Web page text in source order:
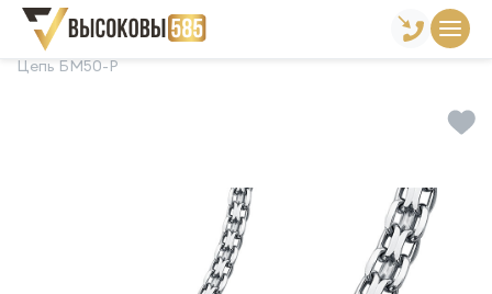
Главная Склад готовой продукции
Цепь БМ50-Р